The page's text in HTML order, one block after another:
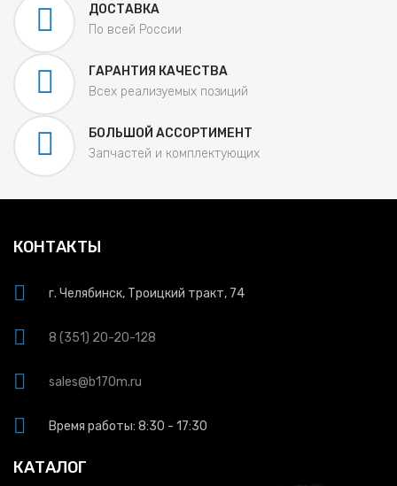
ДОСТАВКА
По всей России
ГАРАНТИЯ КАЧЕСТВА
Всех реализуемых позиций
БОЛЬШОЙ АССОРТИМЕНТ
Запчастей и комплектующих
КОНТАКТЫ
г. Челябинск, Троицкий тракт, 74
8 (351) 20-20-128
sales@b170m.ru
Время работы: 8:30 - 17:30
КАТАЛОГ